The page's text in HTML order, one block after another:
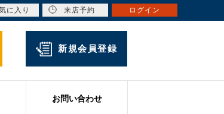
新規会員登録
お問い合わせ
に入り 来店予約 ログイン